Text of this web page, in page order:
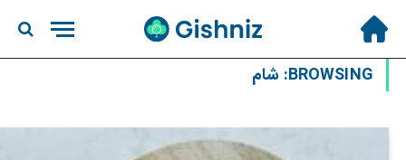
BROWSING: شام